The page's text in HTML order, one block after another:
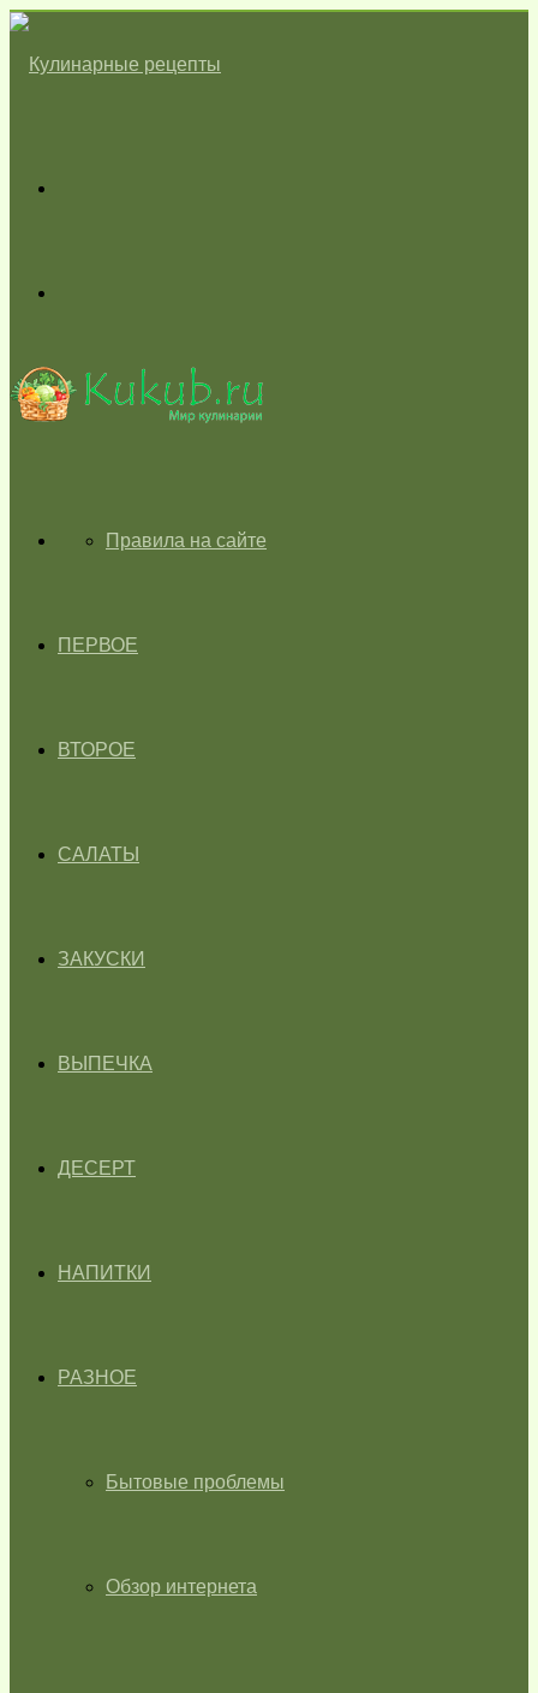
skin
ГЛАВНАЯПравила на сайте
ПЕРВОЕ
ВТОРОЕ
САЛАТЫ
ЗАКУСКИ
ВЫПЕЧКА
ДЕСЕРТ
НАПИТКИ
РАЗНОЕ
Бытовые проблемы
Обзор интернета